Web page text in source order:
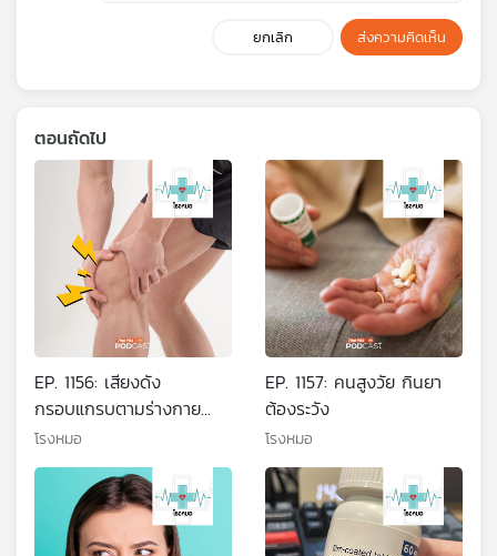
ยกเลิก ส่งความคิดเห็น
ตอนถัดไป
EP. 1156: เสียงดัง
กรอบแกรบตามร่างกาย
สัญญาณอันตรายหรือเรื่อง
ปกติ
โรงหมอ
EP. 1157: คนสูงวัย กินยา
ต้องระวัง
โรงหมอ